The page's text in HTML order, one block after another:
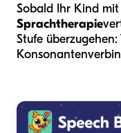
Sobald Ihr Kind
Sprachtherapie
Stufe